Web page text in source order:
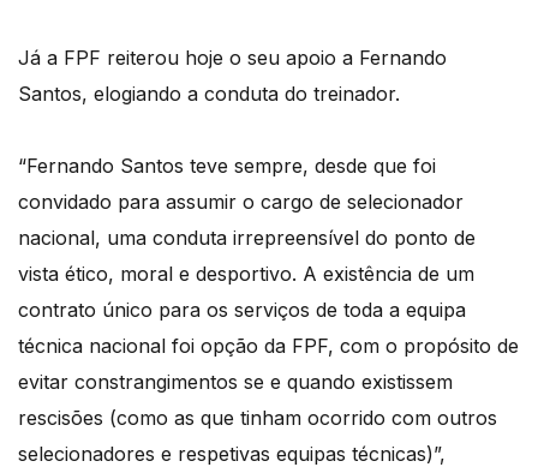
Já a FPF reiterou hoje o seu apoio a Fernando
Santos, elogiando a conduta do treinador.
“Fernando Santos teve sempre, desde que foi
convidado para assumir o cargo de selecionador
nacional, uma conduta irrepreensível do ponto de
vista ético, moral e desportivo. A existência de um
contrato único para os serviços de toda a equipa
técnica nacional foi opção da FPF, com o propósito de
evitar constrangimentos se e quando existissem
rescisões (como as que tinham ocorrido com outros
selecionadores e respetivas equipas técnicas)”,